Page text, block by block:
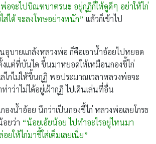
อจะไปบิณฑบาตรนะ อยู่กุฏิก็ให้ดูดีๆ อย่าให้ไก่
ส่ได้ จะลงโทษอย่างหนัก” แล้วก็เข้าไป
อุบายแกล้งหลวงพ่อ ก็คือเอาน้ำอ้อยไปหยอด
งแต่ที่บันได ขึ้นมาหยอดให้เหมือนกองขี้ไก่
ไก่ไม่ให้ขึ้นกุฏิ พอประมาณเวลาหลวงพ่อจะ
าว่าไม่ได้อยู่เฝ้ากุฏิ ไปเดินเล่นที่อื่น
งน้ำอ้อย นึกว่าเป็นกองขี้ไก่ หลวงพ่อเลยโกรธ
อยว่า “น้อยเอ้ยน้อย ไปทำอะไรอยู่ไหนมา
ยให้ไก่มาขี้ใส่เต็มเลยเนี่ย”